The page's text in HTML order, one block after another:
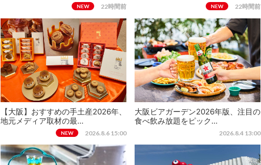
NEW 22時間前 NEW 22時間前
【大阪】おすすめの手土産2026年、
地元メディア取材の最…
NEW 2026.8.6 15:00
大阪ビアガーデン2026年版、注目の
食べ飲み放題をピック…
2026.8.4 13:00